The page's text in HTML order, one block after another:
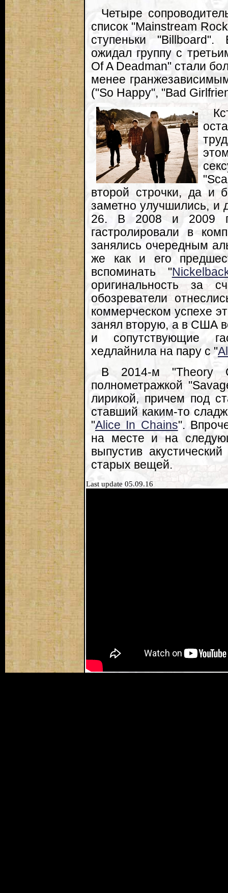
Четыре
список "Mainstream
ступеньки
ожидал группу с
Of A Deadman" стали
менее
("So Happy", "Bad
второй строчки, да и
заметно улучшились, и
26. В 2008 и 2009
гастролировали в
занялись очередным
же как и его
вспоминать "
оригинальность за
обозреватели
коммерческом успехе
занял вторую, а в США
и сопутствующие
хедлайнила на пару с "
В 2014-м "Theory
полнометражкой
лирикой, причем под
ставший каким-то
"Alice In Chains".
на месте и на
выпустив
старых вещей.
Last update 05.09.16